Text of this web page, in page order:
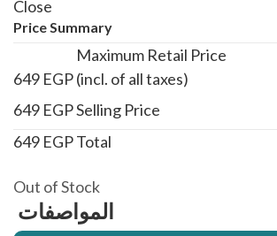
Close
Price Summary
Maximum Retail Price
(incl. of all taxes)
649 EGP
Selling Price
649 EGP
Total
649 EGP
Out of Stock
المواصفات